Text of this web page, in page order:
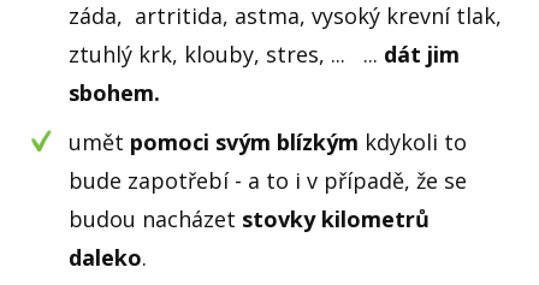
záda, artritida, astma, vysoký krevní tlak,
ztuhlý krk, klouby, stres, ... ... dát jim
sbohem.
umět pomoci svým blízkým kdykoli to
bude zapotřebí - a to i v případě, že se
budou nacházet stovky kilometrů
daleko.